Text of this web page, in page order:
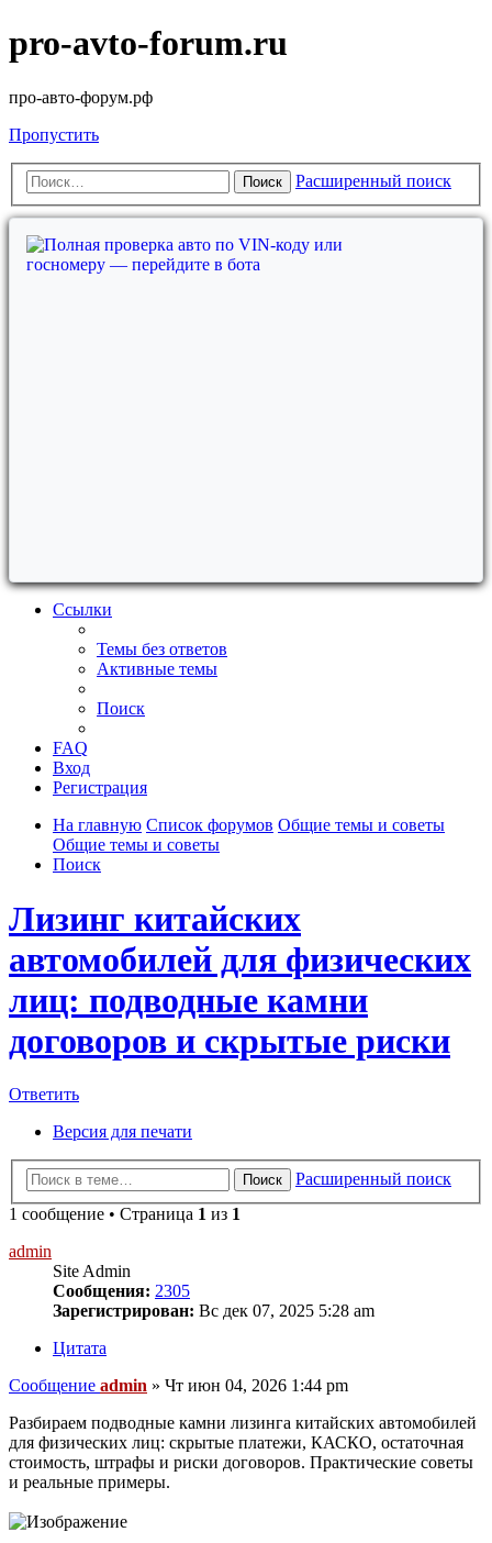
pro-avto-forum.ru
про-авто-форум.рф
Пропустить
Поиск Расширенный поиск
Ссылки
Темы без ответов
Активные темы
Поиск
FAQ
Вход
Регистрация
На главную Список форумов Общие темы и советы
Общие темы и советы
Поиск
Лизинг китайских
автомобилей для физических
лиц: подводные камни
договоров и скрытые риски
Ответить
Версия для печати
Поиск
Расширенный поиск
1 сообщение • Страница 1 из 1
admin
Site Admin
Сообщения: 2305
Зарегистрирован: Вс дек 07, 2025 5:28 am
Цитата
Сообщение admin » Чт июн 04, 2026 1:44 pm
Разбираем подводные камни лизинга китайских автомобилей
для физических лиц: скрытые платежи, КАСКО, остаточная
стоимость, штрафы и риски договоров. Практические советы
и реальные примеры.